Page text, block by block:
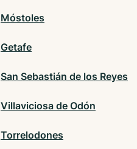
Móstoles
Getafe
San Sebastián de los Reyes
Villaviciosa de Odón
Torrelodones